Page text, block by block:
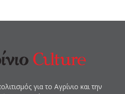
για το Αγρίνιο και την